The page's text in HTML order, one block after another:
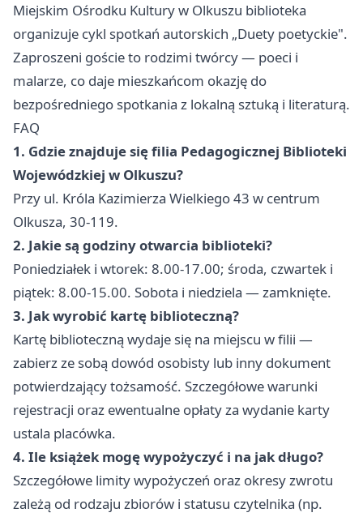
Miejskim Ośrodku Kultury w Olkuszu biblioteka
organizuje cykl spotkań autorskich „Duety poetyckie".
Zaproszeni goście to rodzimi twórcy — poeci i
malarze, co daje mieszkańcom okazję do
bezpośredniego spotkania z lokalną sztuką i literaturą.
FAQ
1. Gdzie znajduje się filia Pedagogicznej Biblioteki
Wojewódzkiej w Olkuszu?
Przy ul. Króla Kazimierza Wielkiego 43 w centrum
Olkusza, 30-119.
2. Jakie są godziny otwarcia biblioteki?
Poniedziałek i wtorek: 8.00-17.00; środa, czwartek i
piątek: 8.00-15.00. Sobota i niedziela — zamknięte.
3. Jak wyrobić kartę biblioteczną?
Kartę biblioteczną wydaje się na miejscu w filii —
zabierz ze sobą dowód osobisty lub inny dokument
potwierdzający tożsamość. Szczegółowe warunki
rejestracji oraz ewentualne opłaty za wydanie karty
ustala placówka.
4. Ile książek mogę wypożyczyć i na jak długo?
Szczegółowe limity wypożyczeń oraz okresy zwrotu
zależą od rodzaju zbiorów i statusu czytelnika (np.